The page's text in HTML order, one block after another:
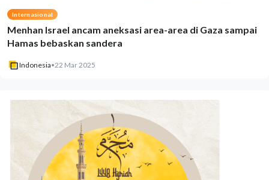
Internasional
Menhan Israel ancam aneksasi area-area di Gaza sampai
Hamas bebaskan sandera
Indonesia•22 Mar 2025